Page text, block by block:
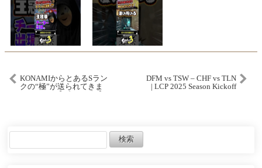
KONAMIからとあるSラン
クの“極”が送られてきま
DFM vs TSW – CHF vs TLN
| LCP 2025 Season Kickoff